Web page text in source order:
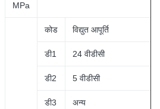
MPa
कोड विद्युत आपूर्ति
डी1 24 वीडीसी
डी2 5 वीडीसी
डी3 अन्य